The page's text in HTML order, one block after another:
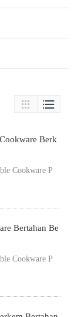
 
Berk
Cookware P
Bertahan Be
Cookware P